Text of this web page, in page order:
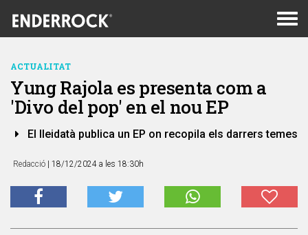
ACTUALITAT
Yung Rajola es presenta com a
'Divo del pop' en el nou EP
El lleidatà publica un EP on recopila els darrers temes
Redacció | 18/12/2024 a les 18:30h